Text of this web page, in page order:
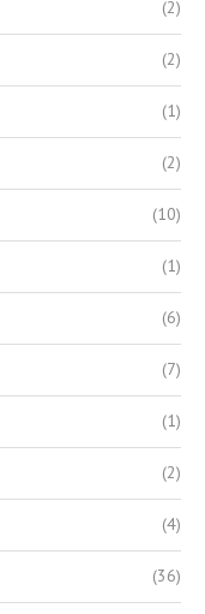
(2)
(2)
(1)
(2)
(10)
(1)
(6)
(7)
(1)
(2)
(4)
(36)